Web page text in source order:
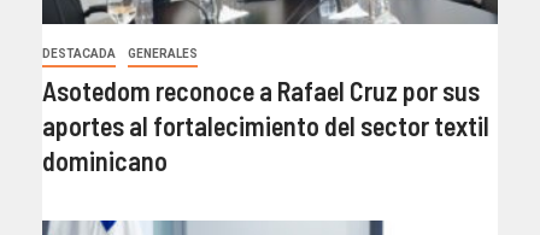
DESTACADA GENERALES
Asotedom reconoce a Rafael Cruz por sus
aportes al fortalecimiento del sector textil
dominicano